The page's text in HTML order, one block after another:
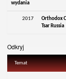
wydania
2017
Orthodox
Tsar Russia
Odkryj
Temat